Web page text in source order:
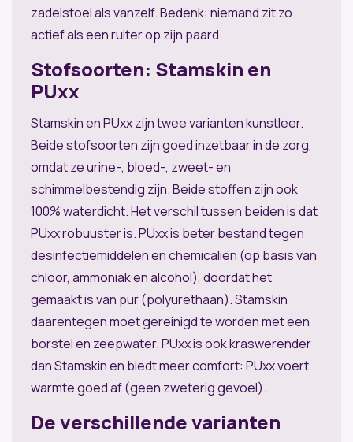
zadelstoel als vanzelf. Bedenk: niemand zit zo
actief als een ruiter op zijn paard.
Stofsoorten: Stamskin en
PUxx
Stamskin en PUxx zijn twee varianten kunstleer.
Beide stofsoorten zijn goed inzetbaar in de zorg,
omdat ze urine-, bloed-, zweet- en
schimmelbestendig zijn. Beide stoffen zijn ook
100% waterdicht. Het verschil tussen beiden is dat
PUxx robuuster is. PUxx is beter bestand tegen
desinfectiemiddelen en chemicaliën (op basis van
chloor, ammoniak en alcohol), doordat het
gemaakt is van pur (polyurethaan). Stamskin
daarentegen moet gereinigd te worden met een
borstel en zeepwater. PUxx is ook kraswerender
dan Stamskin en biedt meer comfort: PUxx voert
warmte goed af (geen zweterig gevoel).
De verschillende varianten